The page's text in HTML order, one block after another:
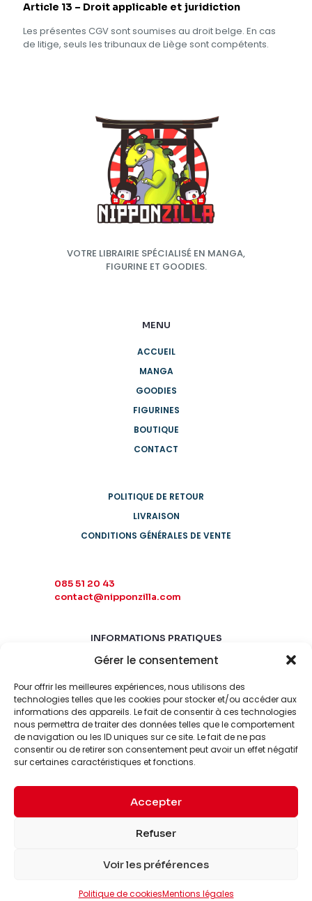
Gérer le consentement
Pour offrir les meilleures expériences, nous utilisons des
technologies telles que les cookies pour stocker et/ou accéder aux
informations des appareils. Le fait de consentir à ces technologies
nous permettra de traiter des données telles que le comportement
de navigation ou les ID uniques sur ce site. Le fait de ne pas
consentir ou de retirer son consentement peut avoir un effet négatif
sur certaines caractéristiques et fonctions.
Accepter
Refuser
Voir les préférences
Politique de cookiesMentions légales
Article 13 – Droit applicable et juridiction
Les présentes CGV sont soumises au droit belge. En cas
de litige, seuls les tribunaux de Liège sont compétents.
VOTRE LIBRAIRIE SPÉCIALISÉ EN MANGA,
FIGURINE ET GOODIES.
MENU
ACCUEIL
MANGA
GOODIES
FIGURINES
BOUTIQUE
CONTACT
POLITIQUE DE RETOUR
LIVRAISON
CONDITIONS GÉNÉRALES DE VENTE
085 51 20 43
contact@nipponzilla.com
INFORMATIONS PRATIQUES
MARDI-SAMEDI
LUNDI-DIMANCHE
FERMÉ
© 2026 Nipponzilla. Tous
Mentions